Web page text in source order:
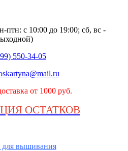
птн: с10:00 до 19:00; сб, вс -
)
550-34-05
от 1000 руб.
ОСТАТКОВ
вышивания